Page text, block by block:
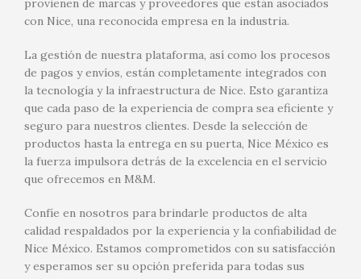
con Nice, una reconocida empresa en la industria.
La gestión de nuestra plataforma, así como los procesos
de pagos y envíos, están completamente integrados con
la tecnología y la infraestructura de Nice. Esto garantiza
que cada paso de la experiencia de compra sea eficiente y
seguro para nuestros clientes. Desde la selección de
productos hasta la entrega en su puerta, Nice México es
la fuerza impulsora detrás de la excelencia en el servicio
que ofrecemos en M&M.
Confíe en nosotros para brindarle productos de alta
calidad respaldados por la experiencia y la confiabilidad de
Nice México. Estamos comprometidos con su satisfacción
y esperamos ser su opción preferida para todas sus